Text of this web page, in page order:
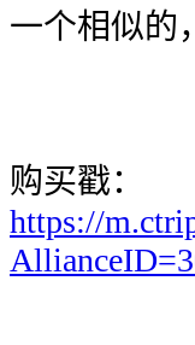
一个相似的
购买戳：
https://